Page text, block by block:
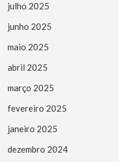
julho 2025
junho 2025
maio 2025
abril 2025
março 2025
fevereiro 2025
janeiro 2025
dezembro 2024